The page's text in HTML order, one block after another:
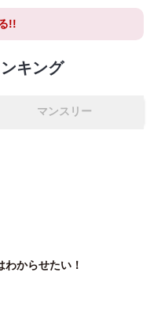
!!
キング
マンスリー
わからせたい！